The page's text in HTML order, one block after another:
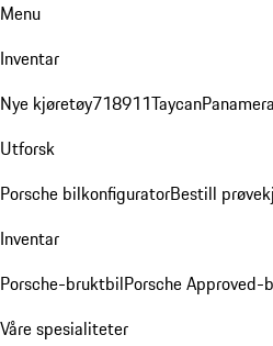
Menu
Inventar
Nye kjøretøy718911TaycanPanamera
Utforsk
Porsche bilkonfiguratorBestill
Inventar
Porsche-bruktbilPorsche
Våre spesialiteter